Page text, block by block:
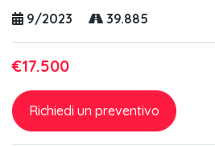
9/2023 39.885
€17.500
Richiedi un preventivo